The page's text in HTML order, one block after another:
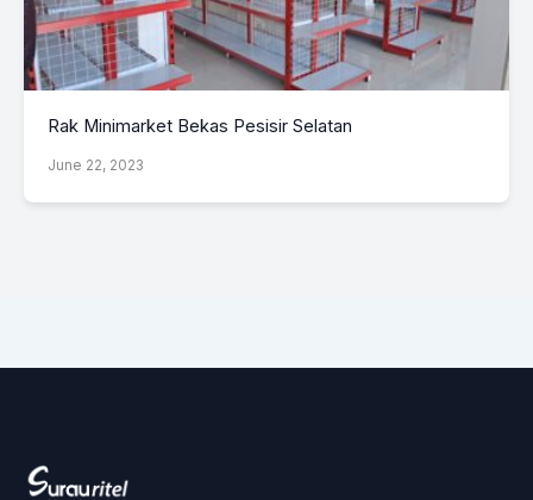
Rak Minimarket Bekas Pesisir Selatan
June 22, 2023